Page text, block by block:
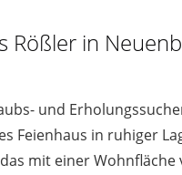
Rößler in
und
Feienhaus in ruhiger
mit einer Wohnfläche